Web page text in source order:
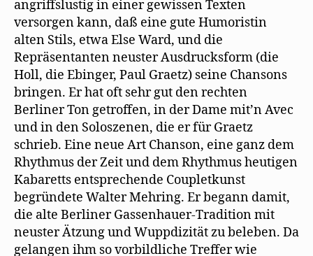
angriffslustig in einer gewissen Texten
versorgen kann, daß eine gute Humoristin
alten Stils, etwa Else Ward, und die
Repräsentanten neuster Ausdrucksform (die
Holl, die Ebinger, Paul Graetz) seine Chansons
bringen. Er hat oft sehr gut den rechten
Berliner Ton getroffen, in der Dame mit’n Avec
und in den Soloszenen, die er für Graetz
schrieb. Eine neue Art Chanson, eine ganz dem
Rhythmus der Zeit und dem Rhythmus heutigen
Kabaretts entsprechende Coupletkunst
begründete Walter Mehring. Er begann damit,
die alte Berliner Gassenhauer-Tradition mit
neuster Ätzung und Wuppdizität zu beleben. Da
gelangen ihm so vorbildliche Treffer wie